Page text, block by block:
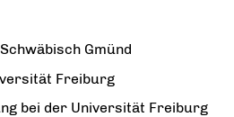
Gmünd
Freiburg
bei der Universität Freiburg